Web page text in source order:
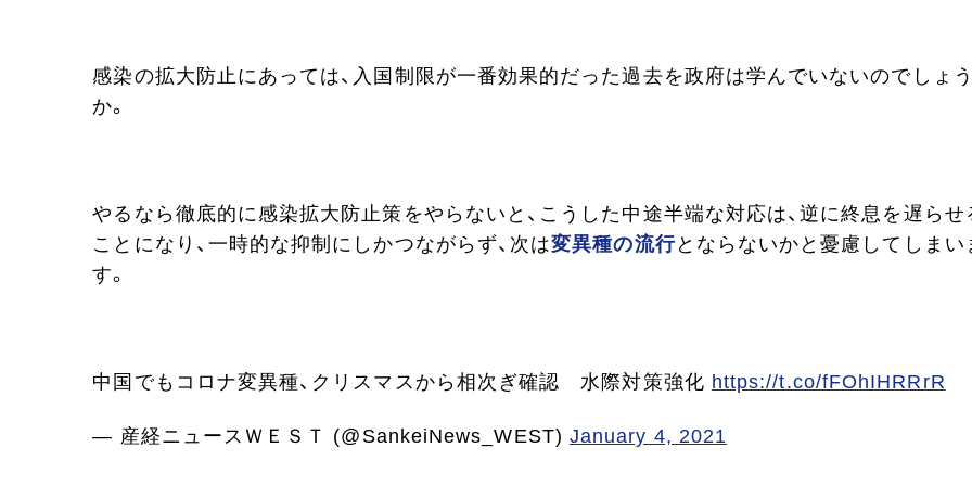
感染の拡大防止にあっては、 入国制限 が一番効果的だった過去を政府は学んでいないのでしょう
か。
やるなら徹底的に感染拡大防止策をやらないと、こうした中途半端な対応は、逆に終息を遅らせ
ことになり、一時的な抑制にしかつながらず、次は変異種の流行とならないかと憂慮してしまい
す。
中国でもコロナ変異種、クリスマスから相次ぎ確認 水際対策強化 https://t.co/fFOhIHRRrR
— 産経ニュースＷＥＳＴ (@SankeiNews_WEST) January 4, 2021